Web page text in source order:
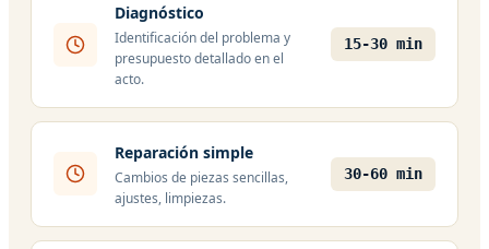
Diagnóstico
Identificación del problema y
presupuesto detallado en el
acto.
15-30 min
Reparación simple
Cambios de piezas sencillas,
ajustes, limpiezas.
30-60 min